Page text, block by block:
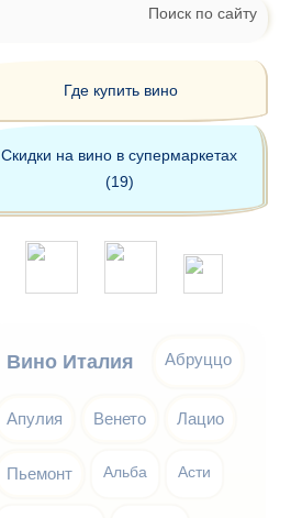
Поиск по сайту
Где купить вино
Скидки на вино в супермаркетах
(19)
Вино Италия Абруццо
Апулия Венето Лацио
Пьемонт Альба Асти